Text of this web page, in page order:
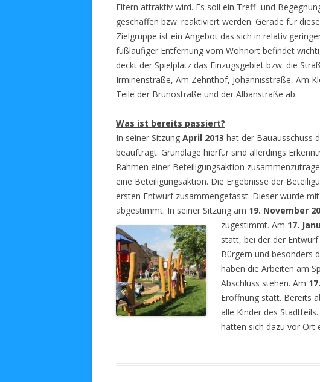
Eltern attraktiv wird. Es soll ein Treff- und
geschaffen bzw. reaktiviert werden. Gerade für diese
Zielgruppe ist ein Angebot das sich in relativ
fußläufiger Entfernung vom Wohnort befindet
deckt der Spielplatz das Einzugsgebiet bzw. die
Irminenstraße, Am Zehnthof, Johannisstraße, Am
Teile der Brunostraße und der Albanstraße ab.
Was ist bereits passiert?
In seiner Sitzung April 2013 hat der Bauausschuss
beauftragt. Grundlage hierfür sind allerdings
Rahmen einer Beteiligungsaktion
eine Beteiligungsaktion. Die Ergebnisse der
ersten Entwurf zusammengefasst. Dieser wurde
abgestimmt. In seiner Sitzung am 19. November
zugestimmt. Am 17.
statt, bei der der
Bürgern und besonders
haben die Arbeiten am
Abschluss stehen. Am
Eröffnung statt. Bereits
alle Kinder des
hatten sich dazu vor Ort